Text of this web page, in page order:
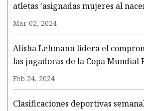
atletas 'asignadas mujeres al
Mar 02, 2024
Alisha Lehmann lidera el
las jugadoras de la Copa Mundial
según revela un estudio
Feb 24, 2024
Clasificaciones deportivas